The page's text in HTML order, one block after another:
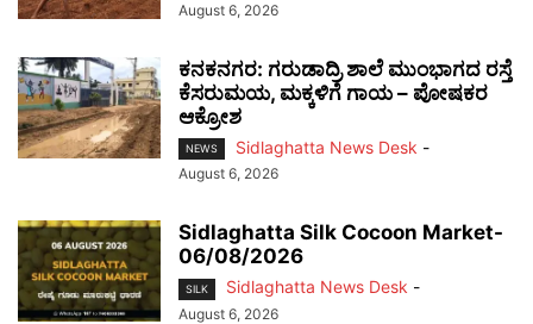
August 6, 2026
ಕನಕನಗರ: ಗರುಡಾದ್ರಿ ಶಾಲೆ ಮುಂಭಾಗದ ರಸ್ತೆ
ಕೆಸರುಮಯ, ಮಕ್ಕಳಿಗೆ ಗಾಯ – ಪೋಷಕರ
ಆಕ್ರೋಶ
NEWS Sidlaghatta News Desk -
August 6, 2026
Sidlaghatta Silk Cocoon Market-
06/08/2026
SILK Sidlaghatta News Desk -
August 6, 2026